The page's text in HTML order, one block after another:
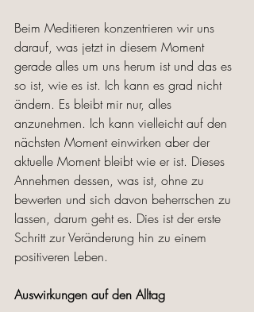
Beim Meditieren konzentrieren wir uns
darauf, was jetzt in diesem Moment
gerade alles um uns herum ist und das es
so ist, wie es ist. Ich kann es grad nicht
ändern. Es bleibt mir nur, alles
anzunehmen. Ich kann vielleicht auf den
nächsten Moment einwirken aber der
aktuelle Moment bleibt wie er ist. Dieses
Annehmen dessen, was ist, ohne zu
bewerten und sich davon beherrschen zu
lassen, darum geht es. Dies ist der erste
Schritt zur Veränderung hin zu einem
positiveren Leben.
Auswirkungen auf den Alltag